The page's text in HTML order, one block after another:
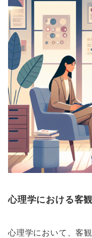
心理学における客
心理学において、客